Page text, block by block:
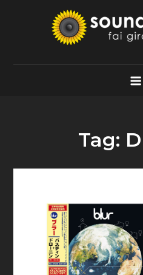
Soundflower.it
Fai Girare Musica
Tag: